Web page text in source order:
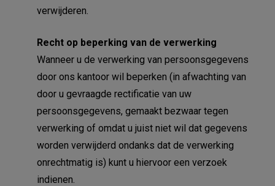
verwijderen.
Recht op beperking van de verwerking
Wanneer u de verwerking van persoonsgegevens
door ons kantoor wil beperken (in afwachting van
door u gevraagde rectificatie van uw
persoonsgegevens, gemaakt bezwaar tegen
verwerking of omdat u juist niet wil dat gegevens
worden verwijderd ondanks dat de verwerking
onrechtmatig is) kunt u hiervoor een verzoek
indienen.